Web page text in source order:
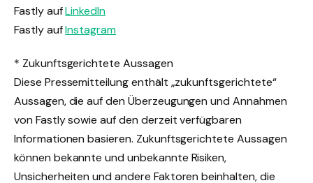
Fastly aufLinkedIn
Fastly aufInstagram
* Zukunftsgerichtete Aussagen
Diese Pressemitteilung enthält „zukunftsgerichtete“
Aussagen, die auf den Überzeugungen und Annahmen
von Fastly sowie auf den derzeit verfügbaren
Informationen basieren. Zukunftsgerichtete Aussagen
können bekannte und unbekannte Risiken,
Unsicherheiten und andere Faktoren beinhalten, die